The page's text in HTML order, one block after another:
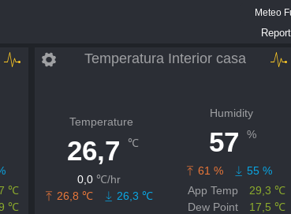
Meteo
℃
℃
Temperatura Interior casa
Temperature
26,7 ℃
0,0 ℃/hr
26,8 ℃
26,3 ℃
Humidity
57 %
61 %
55 %
App Temp
29,3 ℃
Dew Point
17,5 ℃